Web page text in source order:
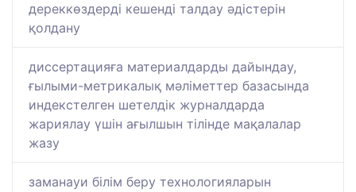
дереккөздерді кешенді талдау әдістерін
қолдану
диссертацияға материалдарды дайындау,
ғылыми-метрикалық мәліметтер базасында
индекстелген шетелдік журналдарда
жариялау үшін ағылшын тілінде мақалалар
жазу
заманауи білім беру технологияларын